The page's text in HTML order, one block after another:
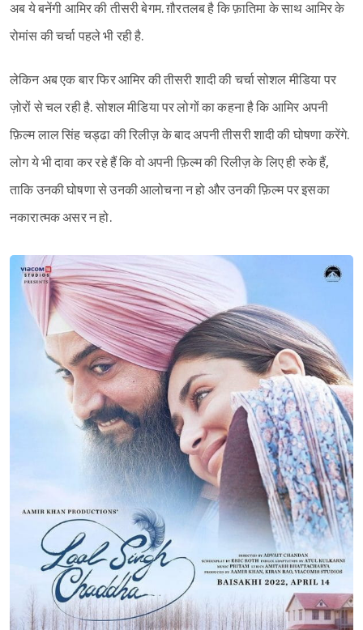
अब ये बनेंगी आमिर की तीसरी बेगम. ग़ौरतलब है कि फ़ातिमा के साथ आमिर के
रोमांस की चर्चा पहले भी रही है.
लेकिन अब एक बार फिर आमिर की तीसरी शादी की चर्चा सोशल मीडिया पर
ज़ोरों से चल रही है. सोशल मीडिया पर लोगों का कहना है कि आमिर अपनी
फ़िल्म लाल सिंह चड्ढा की रिलीज़ के बाद अपनी तीसरी शादी की घोषणा करेंगे.
लोग ये भी दावा कर रहे हैं कि वो अपनी फ़िल्म की रिलीज़ के लिए ही रुके हैं,
ताकि उनकी घोषणा से उनकी आलोचना न हो और उनकी फ़िल्म पर इसका
नकारात्मक असर न हो.